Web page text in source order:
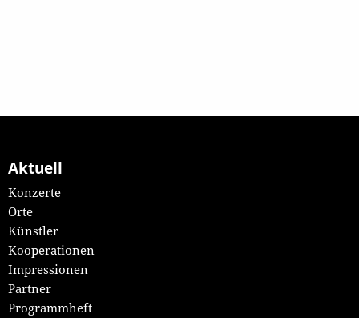
Aktuell
Konzerte
Orte
Künstler
Kooperationen
Impressionen
Partner
Programmheft